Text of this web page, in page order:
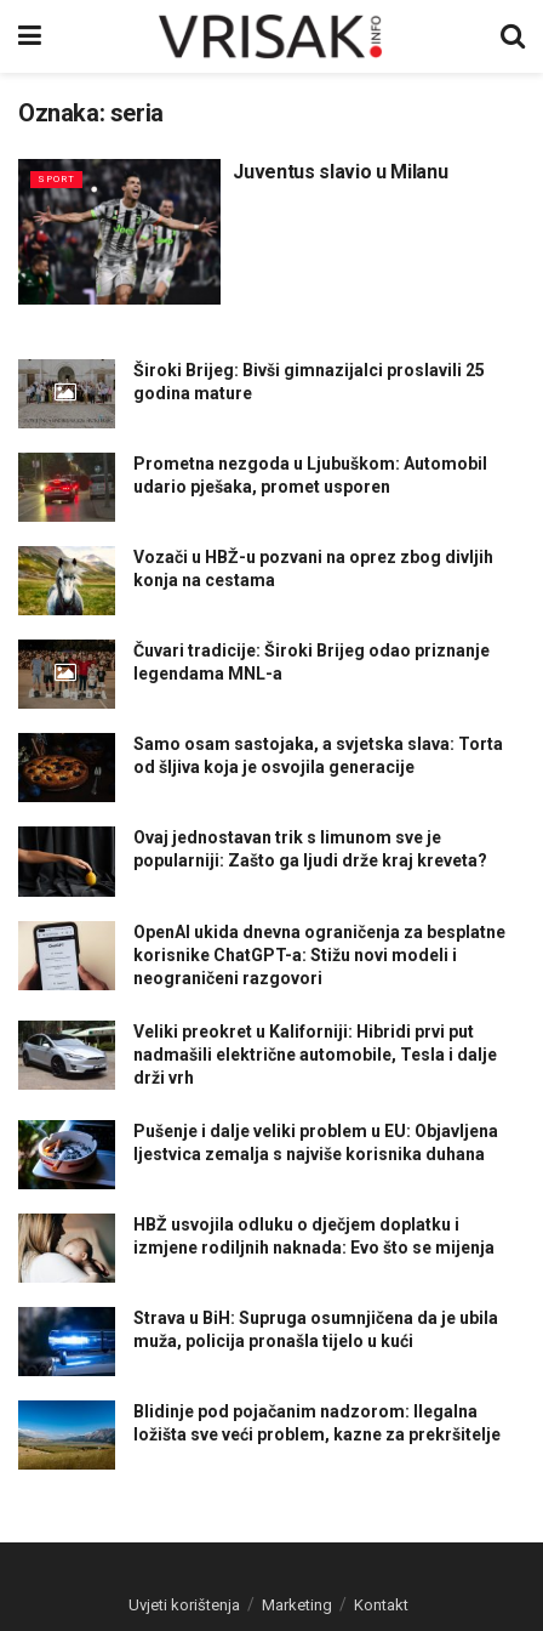
Oznaka: seria
SPORT Juventus slavio u Milanu
Široki Brijeg: Bivši gimnazijalci proslavili 25
godina mature
Prometna nezgoda u Ljubuškom: Automobil
udario pješaka, promet usporen
Vozači u HBŽ-u pozvani na oprez zbog divljih
konja na cestama
Čuvari tradicije: Široki Brijeg odao priznanje
legendama MNL-a
Samo osam sastojaka, a svjetska slava: Torta
od šljiva koja je osvojila generacije
Ovaj jednostavan trik s limunom sve je
popularniji: Zašto ga ljudi drže kraj kreveta?
OpenAI ukida dnevna ograničenja za besplatne
korisnike ChatGPT-a: Stižu novi modeli i
neograničeni razgovori
Veliki preokret u Kaliforniji: Hibridi prvi put
nadmašili električne automobile, Tesla i dalje
drži vrh
Pušenje i dalje veliki problem u EU: Objavljena
ljestvica zemalja s najviše korisnika duhana
HBŽ usvojila odluku o dječjem doplatku i
izmjene rodiljnih naknada: Evo što se mijenja
Strava u BiH: Supruga osumnjičena da je ubila
muža, policija pronašla tijelo u kući
Blidinje pod pojačanim nadzorom: Ilegalna
ložišta sve veći problem, kazne za prekršitelje
Uvjeti korištenja Marketing Kontakt